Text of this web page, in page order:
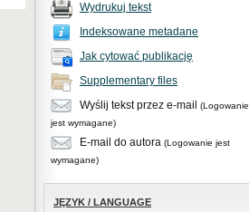
Wydrukuj tekst
Indeksowane metadane
Jak cytować publikację
Supplementary files
Wyślij tekst przez e-mail
(Logowanie
jest wymagane)
E-mail do autora (Logowanie jest
wymagane)
JĘZYK / LANGUAGE